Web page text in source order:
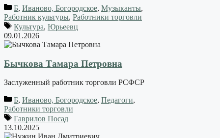
Б, Иваново, Богородское, Музыканты,
Работник культуры, Работники торговли
Культура, Юрьеевц
09.01.2026
Бычкова Тамара Петровна
Заслуженный работник торговли РСФСР
Б, Иваново, Богородское, Педагоги,
Работники торговли
Гаврилов Посад
13.10.2025